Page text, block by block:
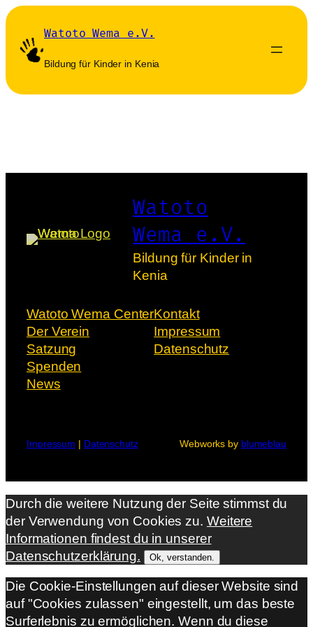
Zum
springen
Watoto Wema e.V.
Bildung für Kinder in Kenia
Watoto
Wema e.V.
Bildung für Kinder in
Kenia
Watoto Wema Center
Der Verein
Satzung
Spenden
News
Kontakt
Impressum
Datenschutz
Impressum | Datenschutz Webworks by blumeblau
Durch die weitere Nutzung der Seite stimmst du
der Verwendung von Cookies zu. Weitere
Informationen findest du in unserer
Datenschutzerklärung.
Ok, verstanden.
Die Cookie-Einstellungen auf dieser Website sind
auf "Cookies zulassen" eingestellt, um das beste
Surferlebnis zu ermöglichen. Wenn du diese